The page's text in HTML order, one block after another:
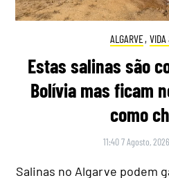
ALGARVE,
Estas salinas são
Bolívia mas ficam
como
11:40 7 Agosto, 2026
Salinas no Algarve podem